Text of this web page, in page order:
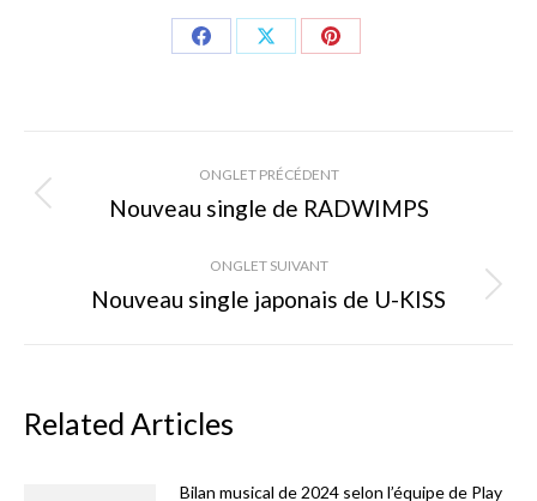
Share
Share
Share
Navigation
de
commentaire
ONGLET PRÉCÉDENT
Onglet
Nouveau single de RADWIMPS
ONGLET SUIVANT
Onglet
Nouveau single japonais de U-KISS
Related Articles
Bilan musical de 2024 selon l’équipe de Play